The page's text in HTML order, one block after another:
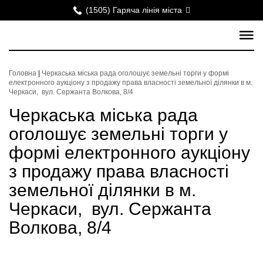
(1505) Гаряча лінія міста
Головна
Черкаська міська рада оголошує земельні торги у формі
електронного аукціону з продажу права власності земельної ділянки в м.
Черкаси, вул. Сержанта Волкова, 8/4
Черкаська міська рада
оголошує земельні торги у
формі електронного аукціону
з продажу права власності
земельної ділянки в м.
Черкаси, вул. Сержанта
Волкова, 8/4